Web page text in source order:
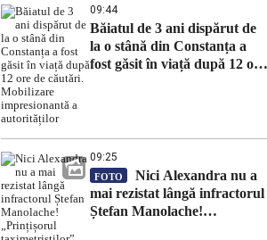
09:44
Băiatul de 3 ani dispărut de
la o stână din Constanța a
fost găsit în viață după 12 ore
09:25
FOTO
Nici Alexandra nu a
mai rezistat lângă infractorul
Ștefan Manolache!